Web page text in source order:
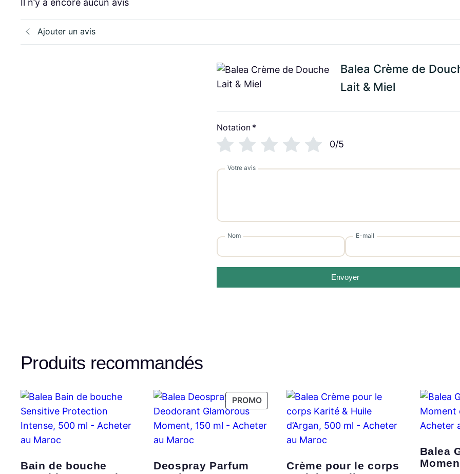
Ajouter un avis
Balea Crème de
Lait & Miel
Notation *
0/5
Votre avis
Nom E-mail
Envoyer
Produits recommandés
Bain de bouche
PROMOPRODUIT
PROMOTION
Deospray Parfum
Crème pour le corps
Balea